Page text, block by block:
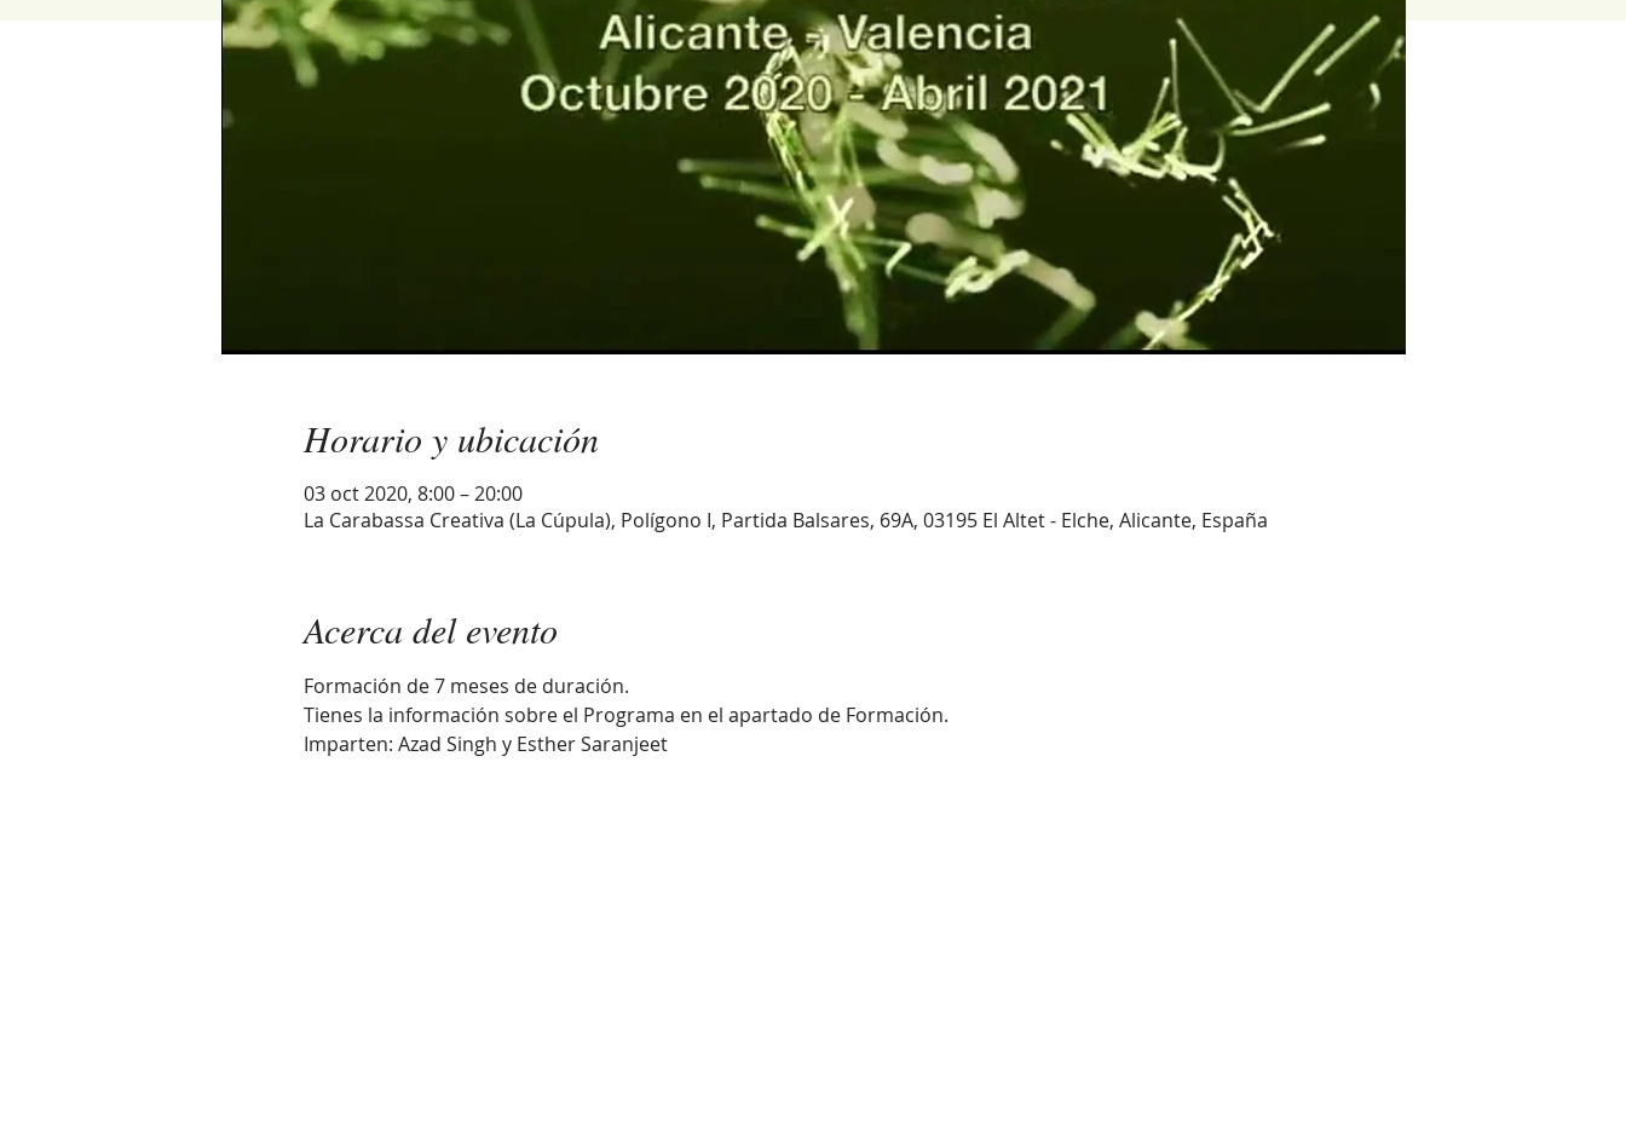
Horario y ubicación
03 oct 2020, 8:00 – 20:00
La Carabassa Creativa (La Cúpula), Polígono I, Partida Balsares, 69A, 03195 El Altet - Elche, Alicante, España
Acerca del evento
Formación de 7 meses de duración.
Tienes la información sobre el Programa en el apartado de Formación.
Imparten: Azad Singh y Esther Saranjeet